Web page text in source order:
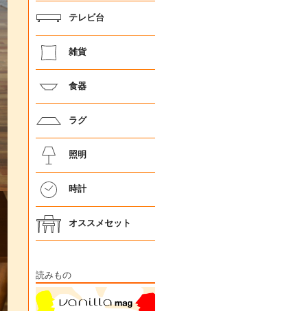
テレビ台
雑貨
食器
ラグ
照明
時計
オススメセット
読みもの